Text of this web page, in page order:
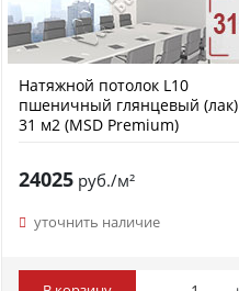
Натяжной потолок L10
пшеничный глянцевый (лак)
31 м2 (MSD Premium)
24025 руб./м²
уточнить наличие